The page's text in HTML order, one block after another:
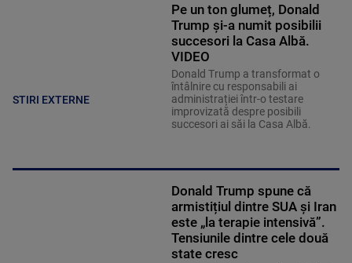
STIRI EXTERNE
Pe un ton glumeț, Donald
Trump și-a numit posibilii
succesori la Casa Albă.
VIDEO
Donald Trump a transformat o
întâlnire cu responsabili ai
administrației într-o testare
improvizată despre posibili
succesori ai săi la Casa Albă.
Donald Trump spune că
armistițiul dintre SUA și Iran
este „la terapie intensivă”.
Tensiunile dintre cele două
state cresc